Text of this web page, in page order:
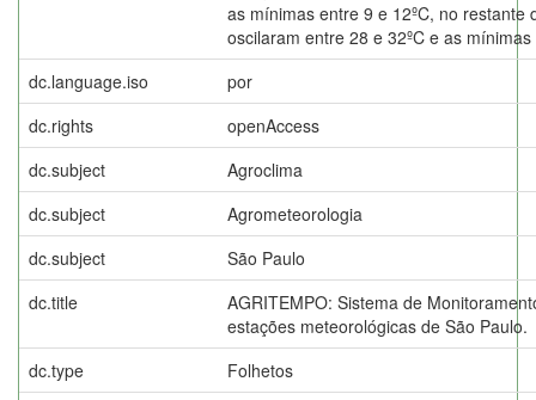
as mínimas entre 9 e 12ºC, no restante
oscilaram entre 28 e 32ºC e as
dc.language.iso
por
dc.rights
openAccess
dc.subject
Agroclima
dc.subject
Agrometeorologia
dc.subject
São Paulo
dc.title
AGRITEMPO: Sistema de
estações meteorológicas de São Paulo.
dc.type
Folhetos